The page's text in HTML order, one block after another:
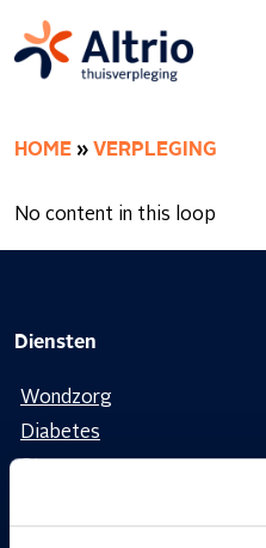
HOME » VERPLEGING
No content in this loop
Diensten
Wondzorg
Diabetes